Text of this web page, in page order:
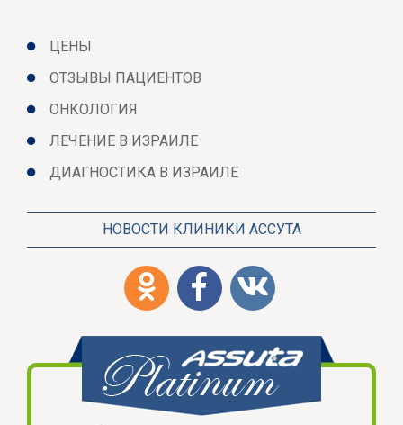
ЦЕНЫ
ОТЗЫВЫ ПАЦИЕНТОВ
ОНКОЛОГИЯ
ЛЕЧЕНИЕ В ИЗРАИЛЕ
ДИАГНОСТИКА В ИЗРАИЛЕ
НОВОСТИ КЛИНИКИ АССУТА